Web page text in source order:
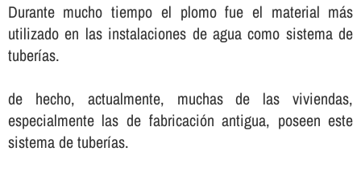
Durante mucho tiempo el plomo fue el material más
utilizado en las instalaciones de agua como sistema de
tuberí­as.
de hecho, actualmente, muchas de las viviendas,
especialmente las de fabricación antigua, poseen este
sistema de tuberí­as.